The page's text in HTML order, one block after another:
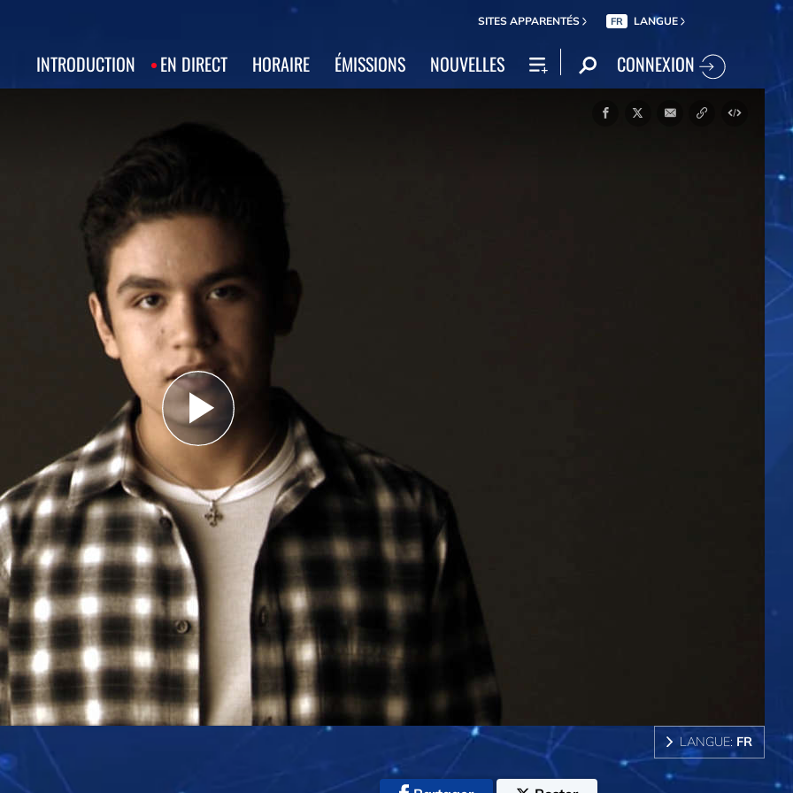
SITES APPARENTÉS FR LANGUE
INTRODUCTION EN DIRECT HORAIRE ÉMISSIONS NOUVELLES CONNEXION
Play
Video
LANGUE: FR